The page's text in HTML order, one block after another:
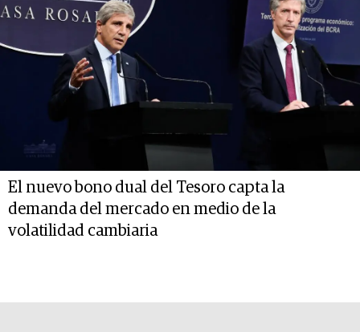
El nuevo bono dual del Tesoro capta la
demanda del mercado en medio de la
volatilidad cambiaria